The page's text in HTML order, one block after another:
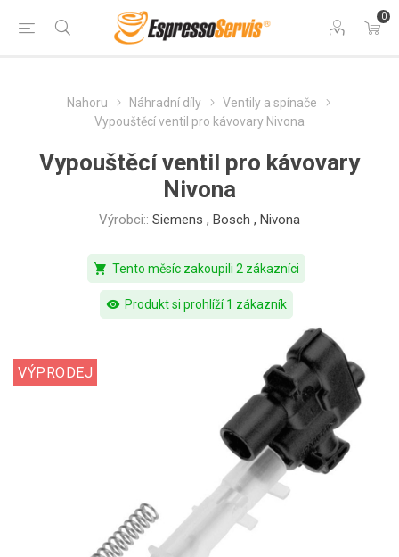
0
Nahoru Náhradní díly
Ventily a spínače
Vypouštěcí ventil pro kávovary Nivona
Vypouštěcí ventil pro kávovary
Nivona
Výrobci:: Siemens , Bosch , Nivona
shopping_cart Tento měsíc zakoupili 2 zákazníci
visibility Produkt si prohlíží 1 zákazník
VÝPRODEJ